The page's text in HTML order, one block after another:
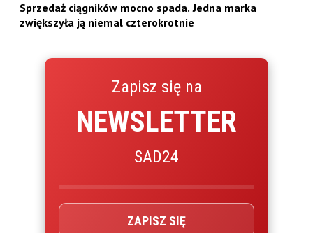
Sprzedaż ciągników mocno spada. Jedna marka
zwiększyła ją niemal czterokrotnie
Zapisz się na
NEWSLETTER
SAD24
ZAPISZ SIĘ